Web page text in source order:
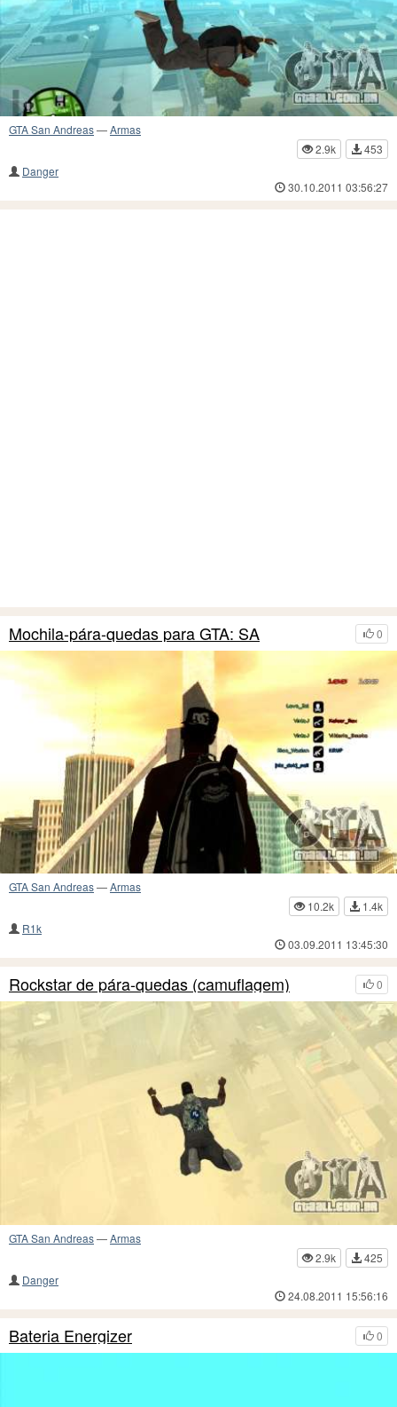
GTA San Andreas—Armas
2.9k
453
Danger
30.10.2011 03:56:27
0
Mochila-pára-quedas para GTA: SA
GTA San Andreas—Armas
10.2k
1.4k
R1k
03.09.2011 13:45:30
0
Rockstar de pára-quedas (camuflagem)
GTA San Andreas—Armas
2.9k
425
Danger
24.08.2011 15:56:16
0
Bateria Energizer